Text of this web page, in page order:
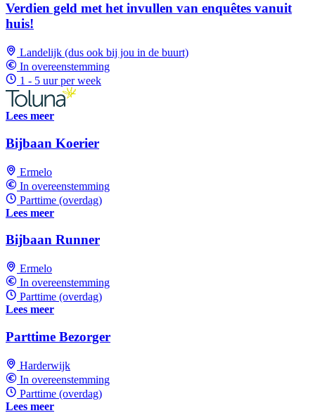
Verdien geld met het invullen van enquêtes vanuit
huis!
Landelijk (dus ook bij jou in de buurt)
In overeenstemming
1 - 5 uur per week
Lees meer
Bijbaan Koerier
Ermelo
In overeenstemming
Parttime (overdag)
Lees meer
Bijbaan Runner
Ermelo
In overeenstemming
Parttime (overdag)
Lees meer
Parttime Bezorger
Harderwijk
In overeenstemming
Parttime (overdag)
Lees meer